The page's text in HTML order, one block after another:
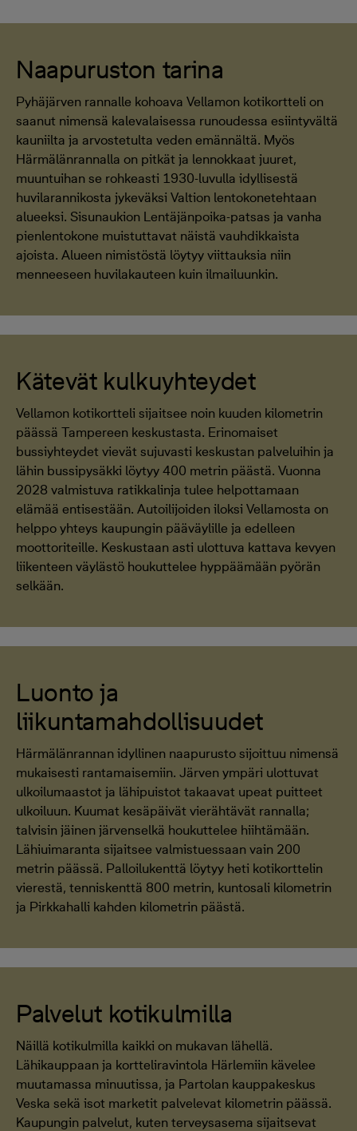
Naapuruston tarina
Pyhäjärven rannalle kohoava Vellamon kotikortteli on
saanut nimensä kalevalaisessa runoudessa esiintyvältä
kauniilta ja arvostetulta veden emännältä. Myös
Härmälänrannalla on pitkät ja lennokkaat juuret,
muuntuihan se rohkeasti 1930-luvulla idyllisestä
huvilarannikosta jykeväksi Valtion lentokonetehtaan
alueeksi. Sisunaukion Lentäjänpoika-patsas ja vanha
pienlentokone muistuttavat näistä vauhdikkaista
ajoista. Alueen nimistöstä löytyy viittauksia niin
menneeseen huvilakauteen kuin ilmailuunkin.
Kätevät kulkuyhteydet
Vellamon kotikortteli sijaitsee noin kuuden kilometrin
päässä Tampereen keskustasta. Erinomaiset
bussiyhteydet vievät sujuvasti keskustan palveluihin ja
lähin bussipysäkki löytyy 400 metrin päästä. Vuonna
2028 valmistuva ratikkalinja tulee helpottamaan
elämää entisestään. Autoilijoiden iloksi Vellamosta on
helppo yhteys kaupungin pääväylille ja edelleen
moottoriteille. Keskustaan asti ulottuva kattava kevyen
liikenteen väylästö houkuttelee hyppäämään pyörän
selkään.
Luonto ja
liikuntamahdollisuudet
Härmälänrannan idyllinen naapurusto sijoittuu nimensä
mukaisesti rantamaisemiin. Järven ympäri ulottuvat
ulkoilumaastot ja lähipuistot takaavat upeat puitteet
ulkoiluun. Kuumat kesäpäivät vierähtävät rannalla;
talvisin jäinen järvenselkä houkuttelee hiihtämään.
Lähiuimaranta sijaitsee valmistuessaan vain 200
metrin päässä. Palloilukenttä löytyy heti kotikorttelin
vierestä, tenniskenttä 800 metrin, kuntosali kilometrin
ja Pirkkahalli kahden kilometrin päästä.
Palvelut kotikulmilla
Näillä kotikulmilla kaikki on mukavan lähellä.
Lähikauppaan ja kortteliravintola Härlemiin kävelee
muutamassa minuutissa, ja Partolan kauppakeskus
Veska sekä isot marketit palvelevat kilometrin päässä.
Kaupungin palvelut, kuten terveysasema sijaitsevat